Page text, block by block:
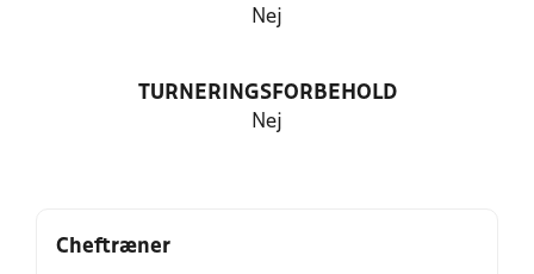
Nej
TURNERINGSFORBEHOLD
Nej
Cheftræner